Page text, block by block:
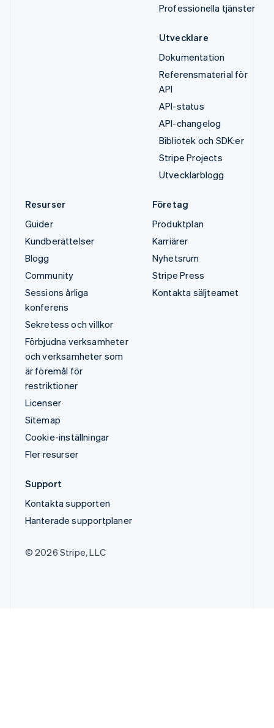
Professionella tjänster
Utvecklare
Dokumentation
Referensmaterial för
API
API-status
API-changelog
Bibliotek och SDK:er
Stripe Projects
Utvecklarblogg
Resurser
Guider
Kundberättelser
Blogg
Community
Sessions årliga
konferens
Sekretess och villkor
Förbjudna verksamheter
och verksamheter som
är föremål för
restriktioner
Licenser
Sitemap
Cookie-inställningar
Fler resurser
Företag
Produktplan
Karriärer
Nyhetsrum
Stripe Press
Kontakta säljteamet
Support
Kontakta supporten
Hanterade supportplaner
© 2026 Stripe, LLC